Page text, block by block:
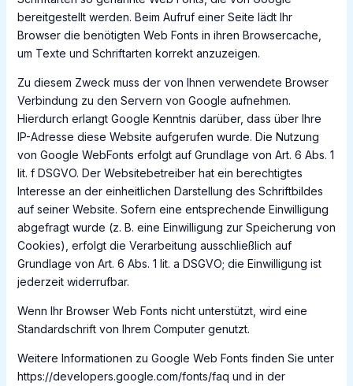
bereitgestellt werden. Beim Aufruf einer Seite lädt Ihr
Browser die benötigten Web Fonts in ihren Browsercache,
um Texte und Schriftarten korrekt anzuzeigen.
Zu diesem Zweck muss der von Ihnen verwendete Browser
Verbindung zu den Servern von Google aufnehmen.
Hierdurch erlangt Google Kenntnis darüber, dass über Ihre
IP-Adresse diese Website aufgerufen wurde. Die Nutzung
von Google WebFonts erfolgt auf Grundlage von Art. 6 Abs. 1
lit. f DSGVO. Der Websitebetreiber hat ein berechtigtes
Interesse an der einheitlichen Darstellung des Schriftbildes
auf seiner Website. Sofern eine entsprechende Einwilligung
abgefragt wurde (z. B. eine Einwilligung zur Speicherung von
Cookies), erfolgt die Verarbeitung ausschließlich auf
Grundlage von Art. 6 Abs. 1 lit. a DSGVO; die Einwilligung ist
jederzeit widerrufbar.
Wenn Ihr Browser Web Fonts nicht unterstützt, wird eine
Standardschrift von Ihrem Computer genutzt.
Weitere Informationen zu Google Web Fonts finden Sie unter
https://developers.google.com/fonts/faq und in der